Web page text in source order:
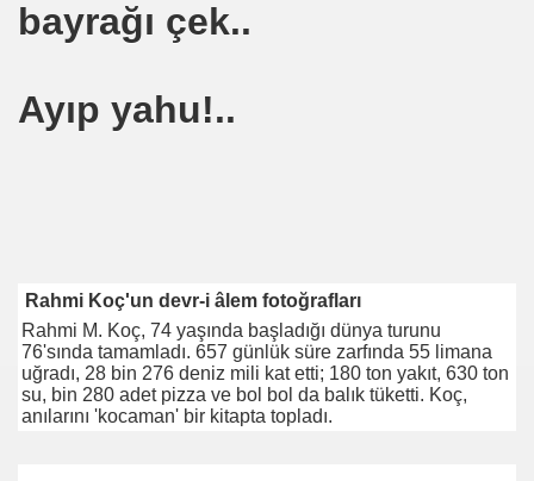
bayrağı çek..
Ayıp yahu!..
Rahmi Koç'un devr-i âlem fotoğrafları
Rahmi M. Koç, 74 yaşında başladığı dünya turunu
76'sında tamamladı. 657 günlük süre zarfında 55 limana
uğradı, 28 bin 276 deniz mili kat etti; 180 ton yakıt, 630 ton
su, bin 280 adet pizza ve bol bol da balık tüketti. Koç,
anılarını 'kocaman' bir kitapta topladı.